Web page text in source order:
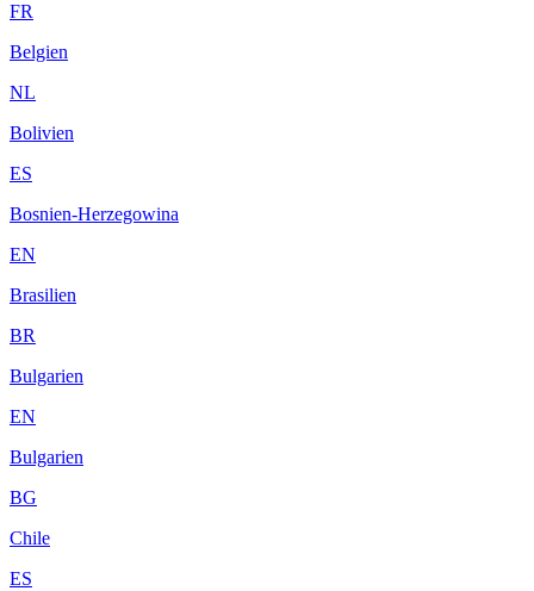
FR
Belgien
NL
Bolivien
ES
Bosnien-Herzegowina
EN
Brasilien
BR
Bulgarien
EN
Bulgarien
BG
Chile
ES